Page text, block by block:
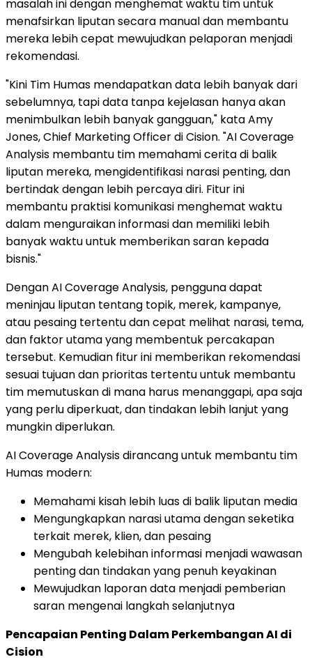
masalah ini dengan menghemat waktu tim untuk
menafsirkan liputan secara manual dan membantu
mereka lebih cepat mewujudkan pelaporan menjadi
rekomendasi.
"Kini Tim Humas mendapatkan data lebih banyak dari
sebelumnya, tapi data tanpa kejelasan hanya akan
menimbulkan lebih banyak gangguan," kata Amy
Jones, Chief Marketing Officer di Cision. "AI Coverage
Analysis membantu tim memahami cerita di balik
liputan mereka, mengidentifikasi narasi penting, dan
bertindak dengan lebih percaya diri. Fitur ini
membantu praktisi komunikasi menghemat waktu
dalam menguraikan informasi dan memiliki lebih
banyak waktu untuk memberikan saran kepada
bisnis."
Dengan AI Coverage Analysis, pengguna dapat
meninjau liputan tentang topik, merek, kampanye,
atau pesaing tertentu dan cepat melihat narasi, tema,
dan faktor utama yang membentuk percakapan
tersebut. Kemudian fitur ini memberikan rekomendasi
sesuai tujuan dan prioritas tertentu untuk membantu
tim memutuskan di mana harus menanggapi, apa saja
yang perlu diperkuat, dan tindakan lebih lanjut yang
mungkin diperlukan.
AI Coverage Analysis dirancang untuk membantu tim
Humas modern:
Memahami kisah lebih luas di balik liputan media
Mengungkapkan narasi utama dengan seketika
terkait merek, klien, dan pesaing
Mengubah kelebihan informasi menjadi wawasan
penting dan tindakan yang penuh keyakinan
Mewujudkan laporan data menjadi pemberian
saran mengenai langkah selanjutnya
Pencapaian Penting Dalam Perkembangan AI di
Cision